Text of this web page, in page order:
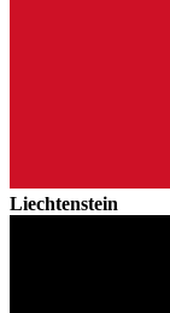
Liechtenstein